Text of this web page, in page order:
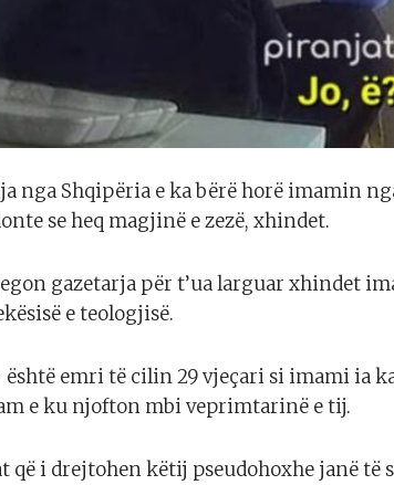
nga Shqipëria e ka bërë horë imamin
se heq magjinë e zezë, xhindet.
gazetarja për t’ua larguar xhindet
e teologjisë.
emri të cilin 29 vjeçari si imami ia
e ku njofton mbi veprimtarinë e tij.
që i drejtohen këtij pseudohoxhe janë të